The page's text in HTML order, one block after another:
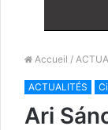
Accueil /
ACTUALITÉS
Ari